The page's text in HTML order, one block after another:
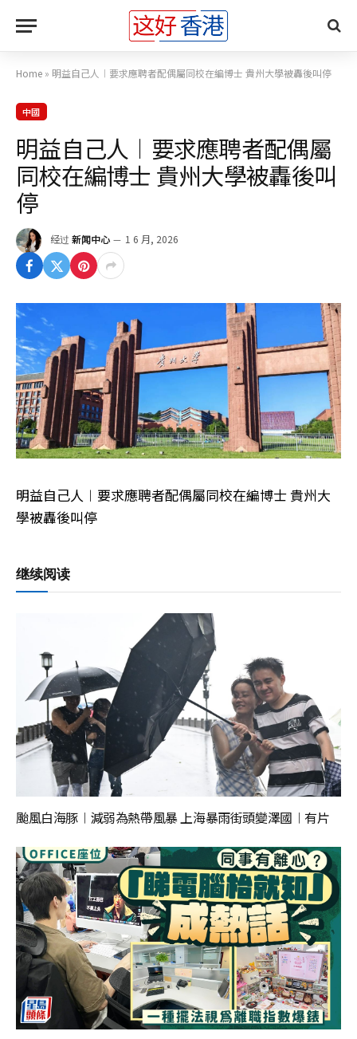
Home » 明益自己人︱要求應聘者配偶屬同校在編博士 貴州大學被轟後叫停
中國
明益自己人︱要求應聘者配偶屬
同校在編博士 貴州大學被轟後叫
停
经过 新闻中心 1 6 月, 2026
明益自己人︱要求應聘者配偶屬同校在編博士 貴州大
學被轟後叫停
继续阅读
颱風白海豚︱減弱為熱帶風暴 上海暴雨街頭變澤國︱有片